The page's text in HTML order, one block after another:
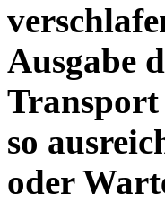
Ausgabe
Transport
so
oder